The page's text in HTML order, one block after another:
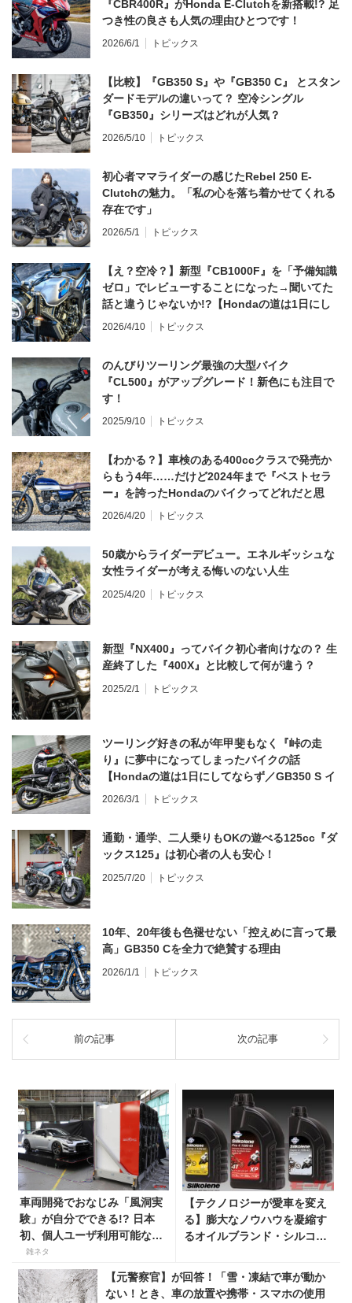
『CBR400R』がHonda E-Clutchを新搭載!? 足
つき性の良さも人気の理由ひとつです！
2026/6/1 トピックス
【比較】『GB350 S』や『GB350 C』 とスタン
ダードモデルの違いって？ 空冷シングル
『GB350』シリーズはどれが人気？
2026/5/10 トピックス
初心者ママライダーの感じたRebel 250 E-
Clutchの魅力。「私の心を落ち着かせてくれる
存在です」
2026/5/1 トピックス
【え？空冷？】新型『CB1000F』を「予備知識
ゼロ」でレビューすることになった→聞いてた
話と違うじゃないか!?【Hondaの道は1日にし
てならず／CB1000F ①第一印象 編】
2026/4/10 トピックス
のんびりツーリング最強の大型バイク
『CL500』がアップグレード！新色にも注目で
す！
2025/9/10 トピックス
【わかる？】車検のある400ccクラスで発売か
らもう4年……だけど2024年まで『ベストセラ
ー』を誇ったHondaのバイクってどれだと思
う？
2026/4/20 トピックス
50歳からライダーデビュー。エネルギッシュな
女性ライダーが考える悔いのない人生
2025/4/20 トピックス
新型『NX400』ってバイク初心者向けなの？ 生
産終了した『400X』と比較して何が違う？
2025/2/1 トピックス
ツーリング好きの私が年甲斐もなく『峠の走
り』に夢中になってしまったバイクの話
【Hondaの道は1日にしてならず／GB350 S イ
ンプレ・レビュー 前編】
2026/3/1 トピックス
通勤・通学、二人乗りもOKの遊べる125cc『ダ
ックス125』は初心者の人も安心！
2025/7/20 トピックス
10年、20年後も色褪せない「控えめに言って最
高」GB350 Cを全力で絶賛する理由
2026/1/1 トピックス
前の記事 次の記事
車両開発でおなじみ「風洞実
験」が自分でできる!? 日本
初、個人ユーザ利用可能な
「風洞試験センター」2023年
開設
雑ネタ
【テクノロジーが愛車を変え
る】膨大なノウハウを凝縮す
るオイルブランド・シルコリ
【元警察官】が回答！「雪・凍結で車が動か
ない！とき、車の放置や携帯・スマホの使用